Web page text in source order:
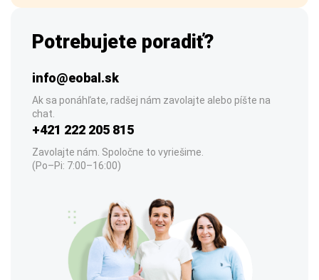
Potrebujete poradiť?
info@eobal.sk
Ak sa ponáhľate, radšej nám zavolajte alebo píšte na
chat.
+421 222 205 815
Zavolajte nám. Spoločne to vyriešime.
(Po–Pi: 7:00–16:00)